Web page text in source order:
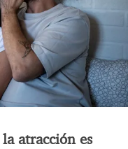
la atracción es